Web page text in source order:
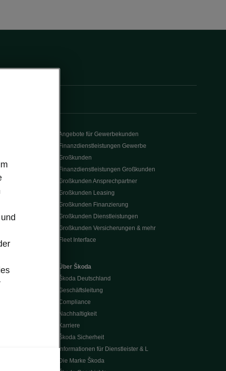
Angebote für Gewerbekunden
Finanzdienstleistungen Gewerbe
Großkunden
Finanzdienstleistungen Großkunden
Großkunden Ansprechpartner
Großkunden Leasing
Großkunden Finanzierung
Großkunden Dienstleistungen
Großkunden Versicherungen & mehr
Fleet Interface
Über Škoda
Škoda Deutschland
Geschäftsleitung
Compliance
Nachhaltigkeit
Karriere
Škoda Sicherheit
Informationen für Dienstleister & L
Die Marke Škoda